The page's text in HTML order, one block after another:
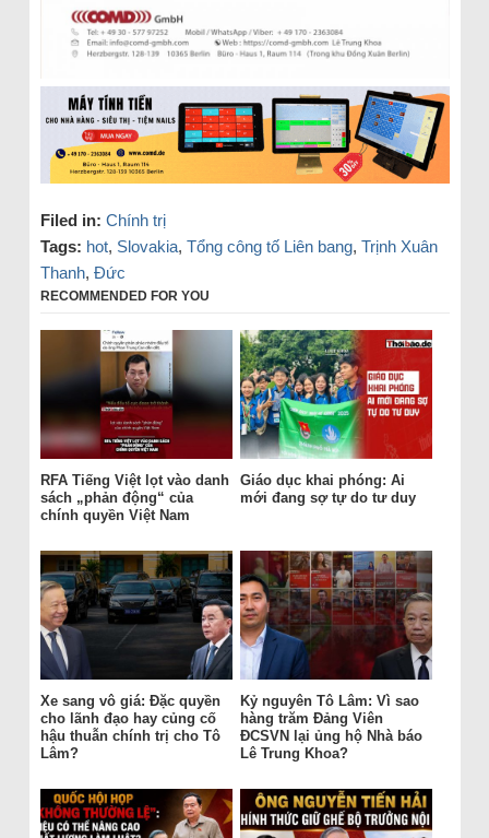
Filed in: Chính trị
Tags: hot, Slovakia, Tổng công tố Liên bang, Trịnh Xuân
Thanh, Đức
RECOMMENDED FOR YOU
RFA Tiếng Việt lọt vào danh
sách „phản động“ của
chính quyền Việt Nam
Giáo dục khai phóng: Ai
mới đang sợ tự do tư duy
Xe sang vô giá: Đặc quyền
cho lãnh đạo hay củng cố
hậu thuẫn chính trị cho Tô
Lâm?
Kỷ nguyên Tô Lâm: Vì sao
hàng trăm Đảng Viên
ĐCSVN lại ủng hộ Nhà báo
Lê Trung Khoa?